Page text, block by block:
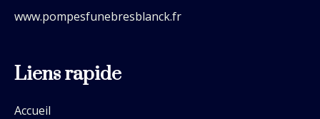
www.pompesfunebresblanck.fr
Liens rapide
Accueil